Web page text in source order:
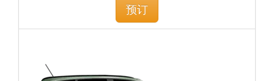
预订